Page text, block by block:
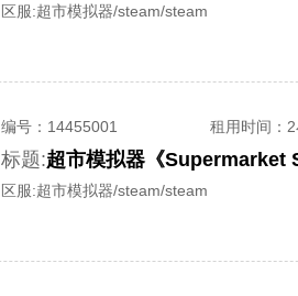
区服:超市模拟器/steam/steam
编号： 14455001 租用时间 ：
标题:超市模拟器《Supermarket
区服:超市模拟器/steam/steam